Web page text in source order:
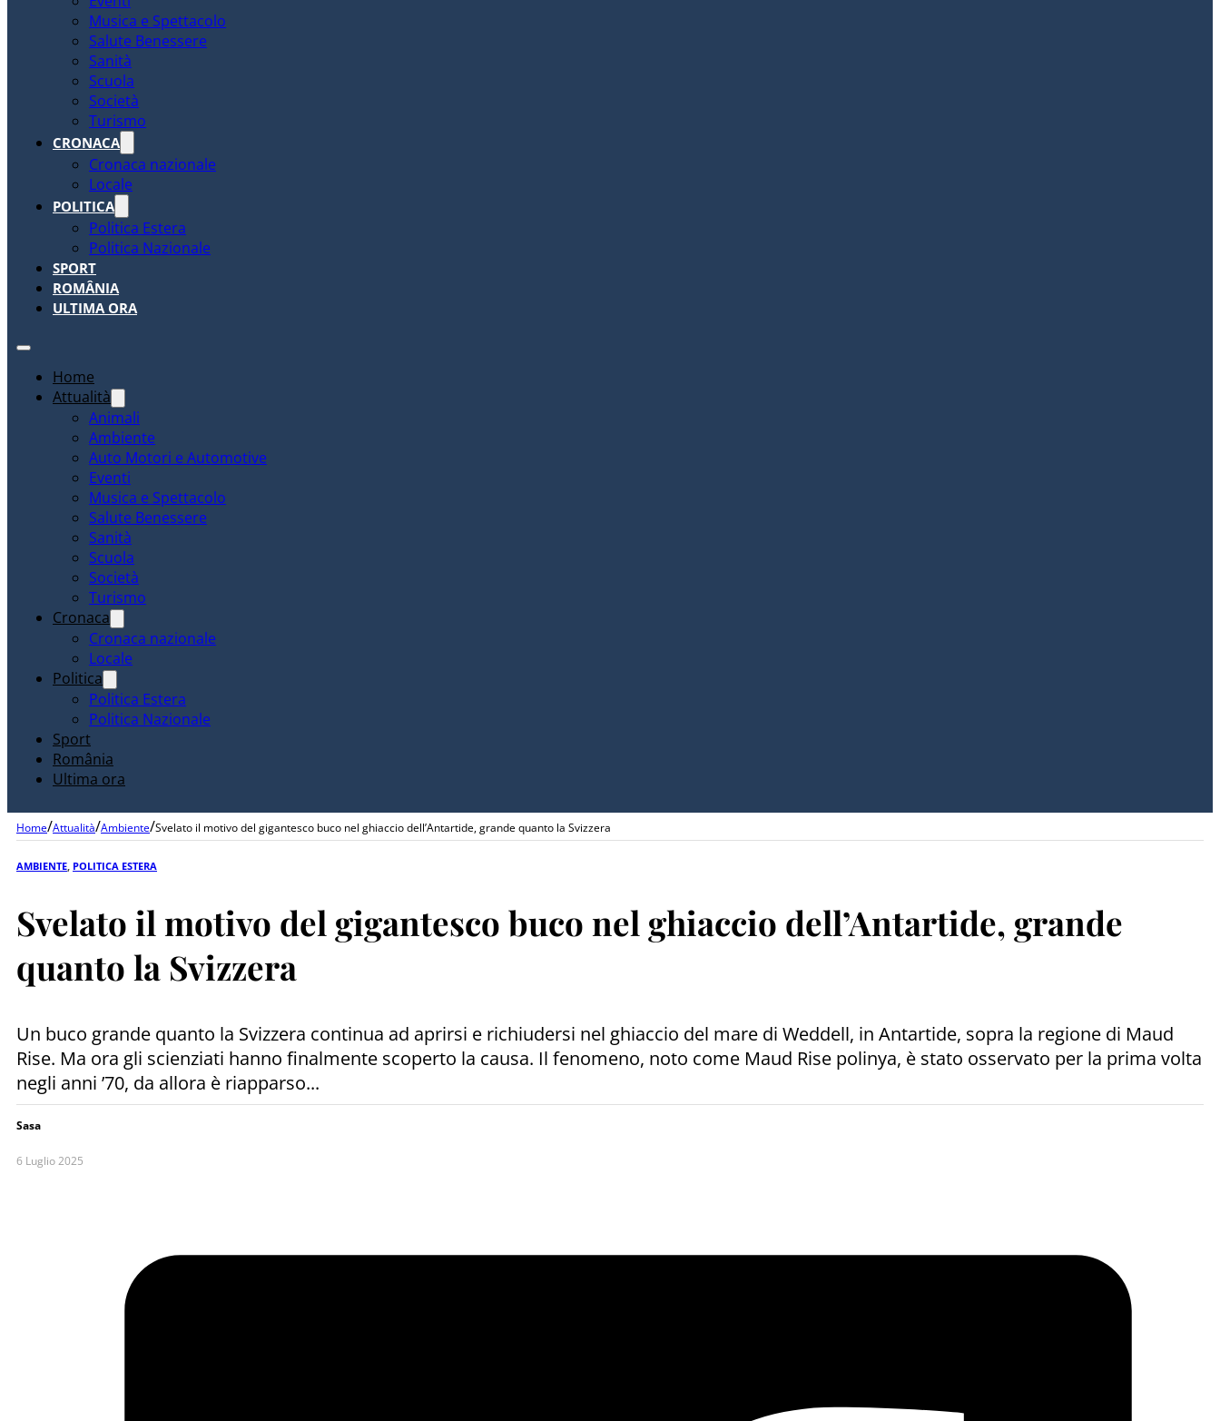
Musica e Spettacolo
Salute Benessere
Sanità
Scuola
Società
Turismo
CRONACA
Cronaca nazionale
Locale
POLITICA
Politica Estera
Politica Nazionale
SPORT
ROMÂNIA
ULTIMA ORA
Home
Attualità
Animali
Ambiente
Auto Motori e Automotive
Eventi
Musica e Spettacolo
Salute Benessere
Sanità
Scuola
Società
Turismo
Cronaca
Cronaca nazionale
Locale
Politica
Politica Estera
Politica Nazionale
Sport
România
Ultima ora
Home/Attualità/Ambiente/Svelato il motivo del gigantesco buco nel ghiaccio dell’Antartide, grande quanto la Svizzera
AMBIENTE POLITICA ESTERA
Svelato il motivo del gigantesco buco nel ghiaccio dell’Antartide, grande
quanto la Svizzera
Un buco grande quanto la Svizzera continua ad aprirsi e richiudersi nel ghiaccio del mare di Weddell, in Antartide, sopra la regione di Maud
Rise. Ma ora gli scienziati hanno finalmente scoperto la causa. Il fenomeno, noto come Maud Rise polinya, è stato osservato per la prima volta
negli anni ’70, da allora è riapparso...
Sasa
6 Luglio 2025